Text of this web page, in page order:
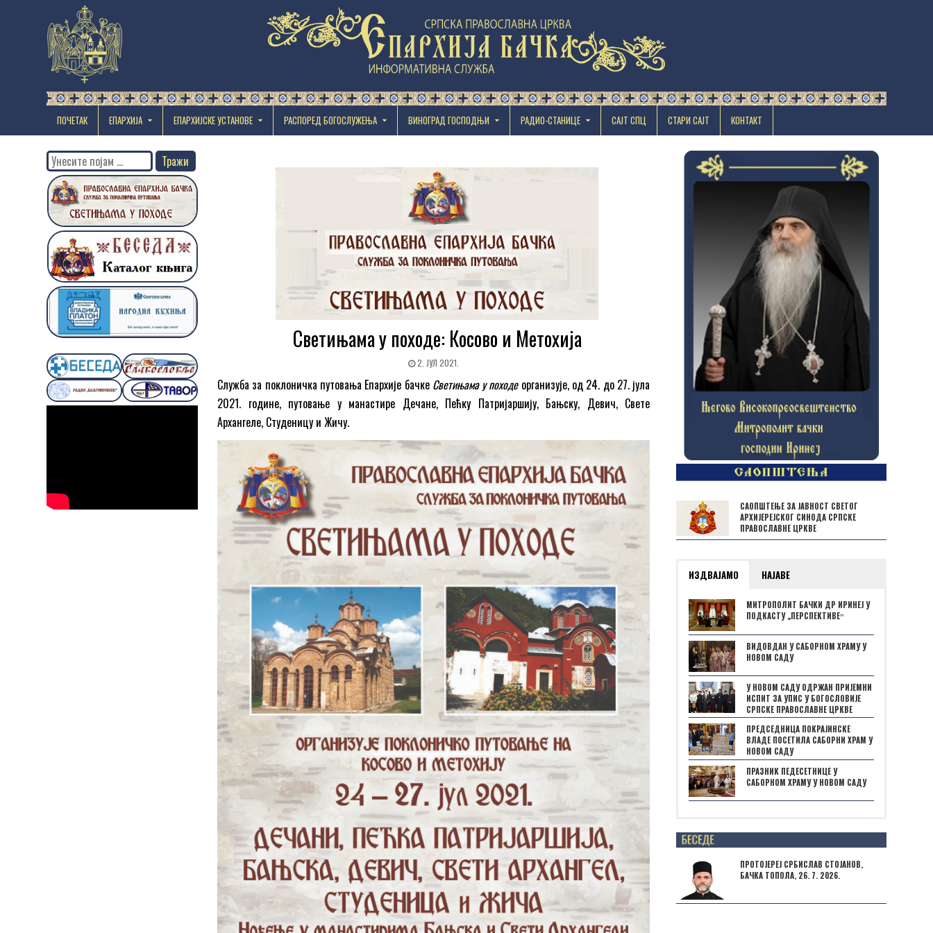
ПОЧЕТАК ЕПАРХИЈА EПАРХИЈСКЕ УСТАНОВЕ РАСПОРЕД БОГОСЛУЖЕЊА ВИНОГРАД ГОСПОДЊИ РАДИО-СТАНИЦЕ САЈТ СПЦ СТАРИ САЈТ КОНТАКТ
Светињама у походе: Косово и Метохија
2. ЈУЛ 2021.
Служба за поклоничка путовања Епархије бачке Светињама у походеорганизује, од 24. до 27. јула
2021. године, путовање у манастире Дечане, Пећку Патријаршију, Бањску, Девич, Свете
Архангеле, Студеницу и Жичу.
Search
for:
САОПШТЕЊЕ ЗА ЈАВНОСТ СВЕТОГ
АРХИЈЕРЕЈСКОГ СИНОДА СРПСКЕ
ПРАВОСЛАВНЕ ЦРКВЕ
ИЗДВАЈАМО НАЈАВЕ
МИТРОПОЛИТ БАЧКИ ДР ИРИНЕЈ У
ПОДКАСТУ „ПЕРСПЕКТИВЕˮ
ВИДОВДАН У САБОРНОМ ХРАМУ У
НОВОМ САДУ
У НОВОМ САДУ ОДРЖАН ПРИЈЕМНИ
ИСПИТ ЗА УПИС У БОГОСЛОВИЈЕ
СРПСКЕ ПРАВОСЛАВНЕ ЦРКВЕ
ПРЕДСЕДНИЦА ПОКРАЈИНСКЕ
ВЛАДЕ ПОСЕТИЛА САБОРНИ ХРАМ У
НОВОМ САДУ
ПРАЗНИК ПЕДЕСЕТНИЦЕ У
САБОРНОМ ХРАМУ У НОВОМ САДУ
Posts not found
ПРОТОЈЕРЕЈ СРБИСЛАВ СТОЈАНОВ,
БАЧКА ТОПОЛА, 26. 7. 2026.